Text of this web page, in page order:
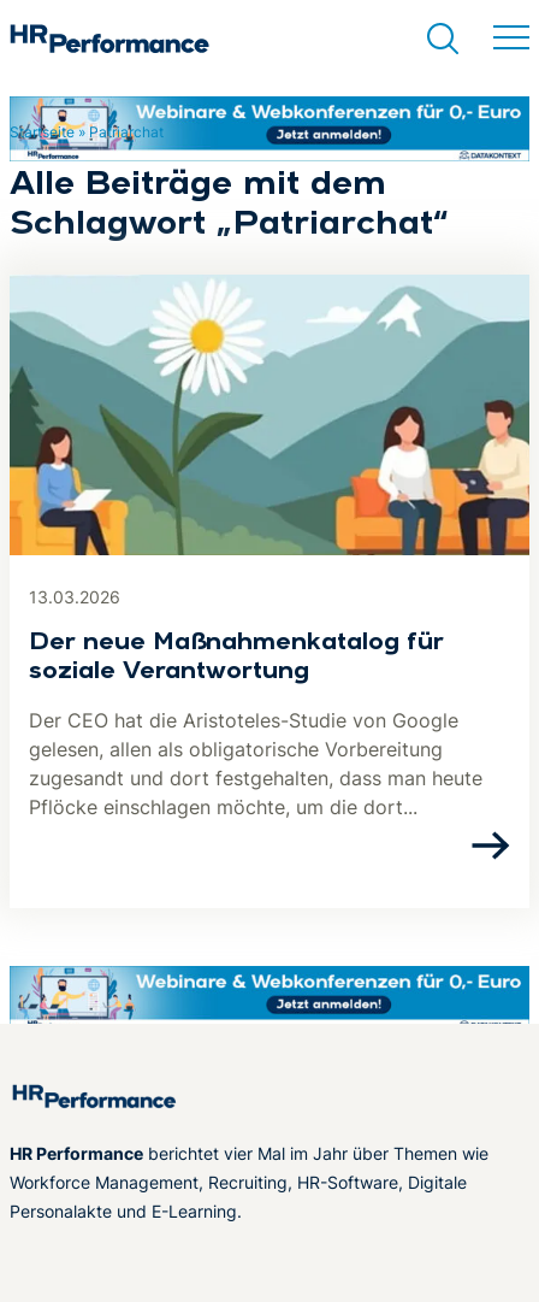
Suchen
Startseite» Patriarchat
Alle Beiträge mit dem
Schlagwort „Patriarchat“
13.03.2026
Der neue Maßnahmenkatalog für
soziale Verantwortung
Der CEO hat die Aristoteles-Studie von Google
gelesen, allen als obligatorische Vorbereitung
zugesandt und dort festgehalten, dass man heute
Pflöcke einschlagen möchte, um die dort...
HR Performance berichtet vier Mal im Jahr über Themen wie
Workforce Management, Recruiting, HR-Software, Digitale
Personalakte und E-Learning.